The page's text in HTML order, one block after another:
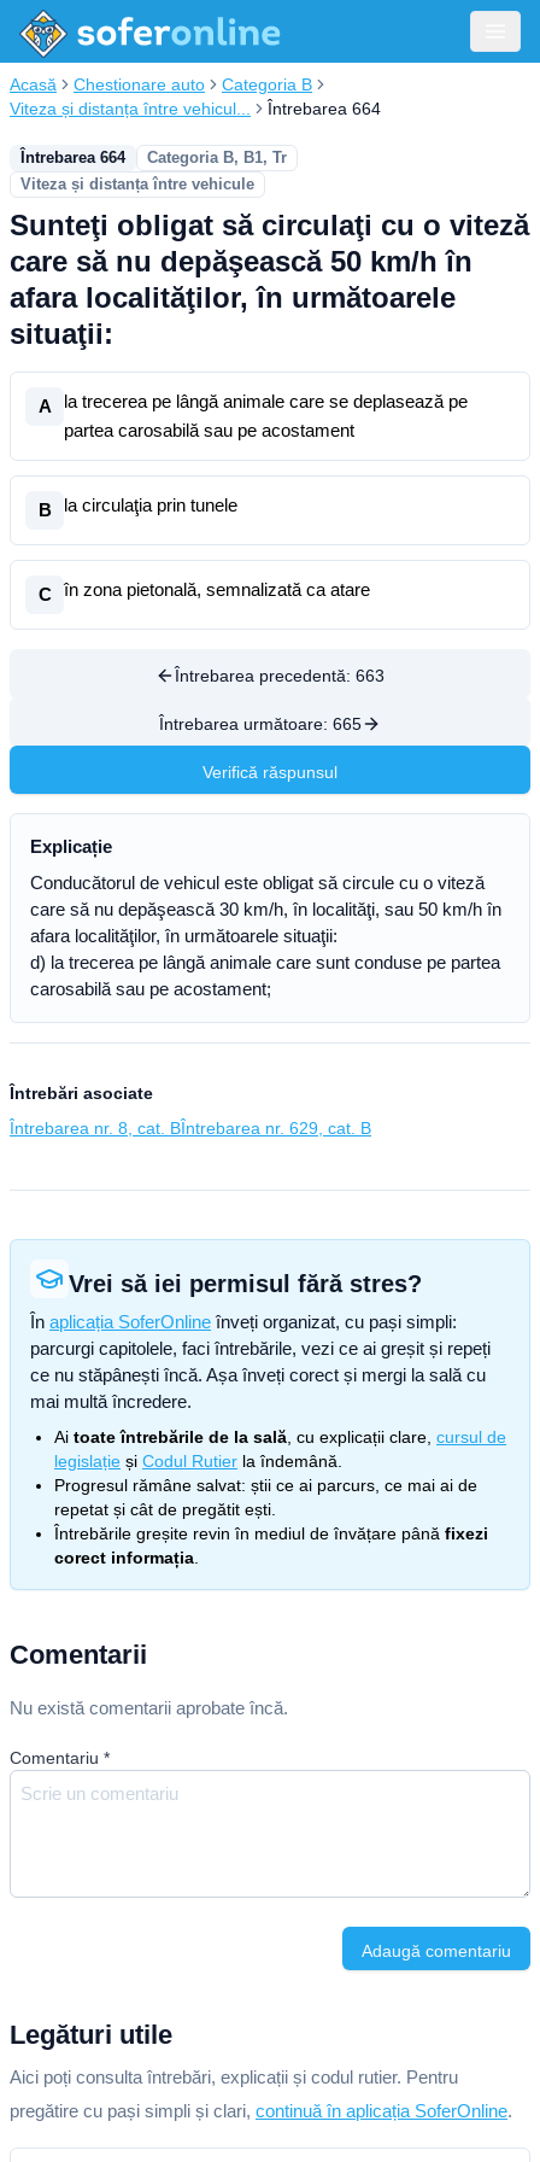
Acasă Chestionare auto
Categoria B
Viteza și distanța între vehicul...
Întrebarea 664
Întrebarea 664
Categoria B, B1, Tr
Viteza și distanța între vehicule
Sunteţi obligat să circulaţi cu o viteză
care să nu depăşească 50 km/h în
afara localităţilor, în următoarele
situaţii:
A
la trecerea pe lângă animale care se deplasează pe
partea carosabilă sau pe acostament
B la circulaţia prin tunele
C în zona pietonală, semnalizată ca atare
Întrebarea precedentă: 663
Întrebarea următoare: 665
Verifică răspunsul
Explicație
Conducătorul de vehicul este obligat să circule cu o viteză
care să nu depăşească 30 km/h, în localităţi, sau 50 km/h în
afara localităţilor, în următoarele situaţii:
d) la trecerea pe lângă animale care sunt conduse pe partea
carosabilă sau pe acostament;
Întrebări asociate
Întrebarea nr. 8, cat. BÎntrebarea nr. 629, cat. B
Vrei să iei permisul fără stres?
În aplicația SoferOnline înveți organizat, cu pași simpli:
parcurgi capitolele, faci întrebările, vezi ce ai greșit și repeți
ce nu stăpânești încă. Așa înveți corect și mergi la sală cu
mai multă încredere.
Ai toate întrebările de la sală , cu explicații clare, cursul de
legislație și Codul Rutier la îndemână.
Progresul rămâne salvat: știi ce ai parcurs, ce mai ai de
repetat și cât de pregătit ești.
Întrebările greșite revin în mediul de învățare până fixezi
corect informația
Comentarii
Nu există comentarii aprobate încă.
Comentariu *
Adaugă comentariu
Legături utile
Aici poți consulta întrebări, explicații și codul rutier. Pentru
pregătire cu pași simpli și clari, continuă în aplicația SoferOnline.